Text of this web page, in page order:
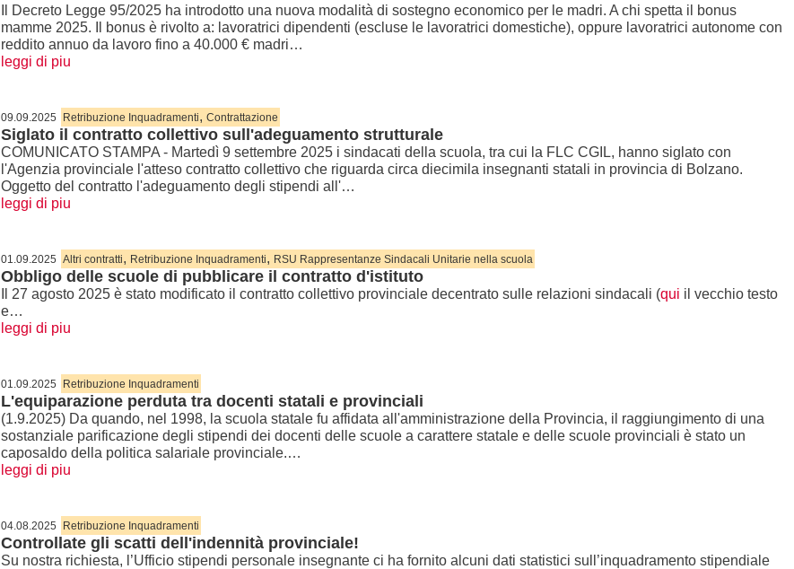
Il Decreto Legge 95/2025 ha introdotto una nuova modalità di sostegno economico per le madri. A chi spetta il bonus
mamme 2025. Il bonus è rivolto a: lavoratrici dipendenti (escluse le lavoratrici domestiche), oppure lavoratrici autonome con
reddito annuo da lavoro fino a 40.000 € madri…
leggi di piu
09.09.2025 Retribuzione Inquadramenti, Contrattazione
Siglato il contratto collettivo sull'adeguamento strutturale
COMUNICATO STAMPA - Martedì 9 settembre 2025 i sindacati della scuola, tra cui la FLC CGIL, hanno siglato con
l'Agenzia provinciale l'atteso contratto collettivo che riguarda circa diecimila insegnanti statali in provincia di Bolzano.
Oggetto del contratto l'adeguamento degli stipendi all'…
leggi di piu
01.09.2025 Altri contratti, Retribuzione Inquadramenti, RSU Rappresentanze Sindacali Unitarie nella scuola
Obbligo delle scuole di pubblicare il contratto d'istituto
Il 27 agosto 2025 è stato modificato il contratto collettivo provinciale decentrato sulle relazioni sindacali (qui il vecchio testo
e…
leggi di piu
01.09.2025 Retribuzione Inquadramenti
L'equiparazione perduta tra docenti statali e provinciali
(1.9.2025) Da quando, nel 1998, la scuola statale fu affidata all'amministrazione della Provincia, il raggiungimento di una
sostanziale parificazione degli stipendi dei docenti delle scuole a carattere statale e delle scuole provinciali è stato un
caposaldo della politica salariale provinciale.…
leggi di piu
04.08.2025 Retribuzione Inquadramenti
Controllate gli scatti dell'indennità provinciale!
Su nostra richiesta, l’Ufficio stipendi personale insegnante ci ha fornito alcuni dati statistici sull’inquadramento stipendiale